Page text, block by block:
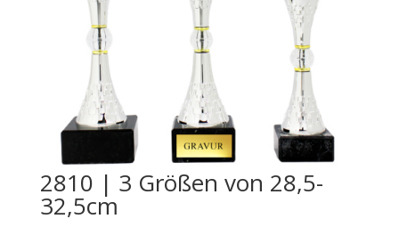
2810 | 3 Größen von 28,5-
32,5cm